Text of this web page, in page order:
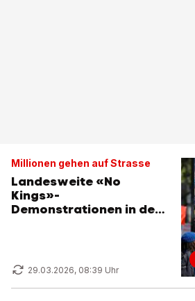
Millionen gehen auf Strasse
Landesweite «No
Kings»-
Demonstrationen in den
29.03.2026, 08:39 Uhr